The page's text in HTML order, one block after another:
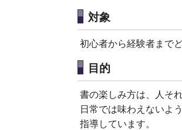
対象
初心者から経験者まで
目的
書の楽しみ方は、人そ
日常では味わえないよ
指導しています。